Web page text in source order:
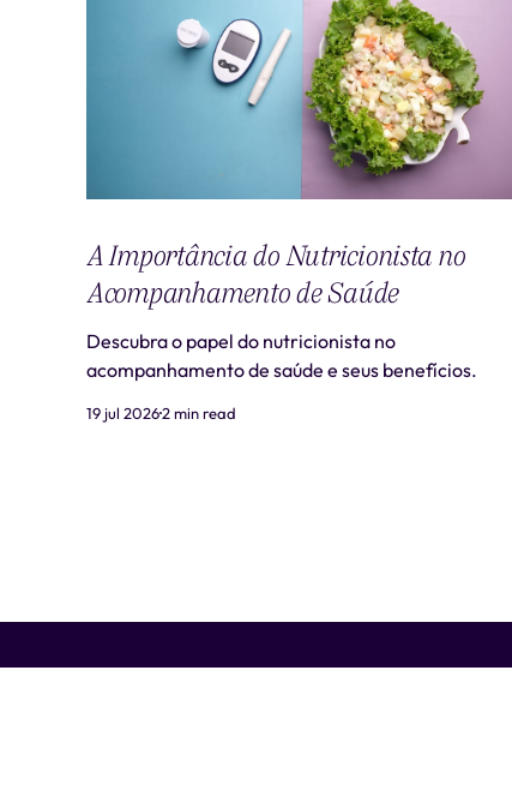
A Importância do Nutricionista no
Acompanhamento de Saúde
Descubra o papel do nutricionista no
acompanhamento de saúde e seus benefícios.
19 jul 20262 min read